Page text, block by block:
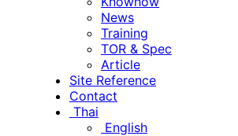
News
Training
TOR & Spec
Article
Site Reference
Contact
Thai
English